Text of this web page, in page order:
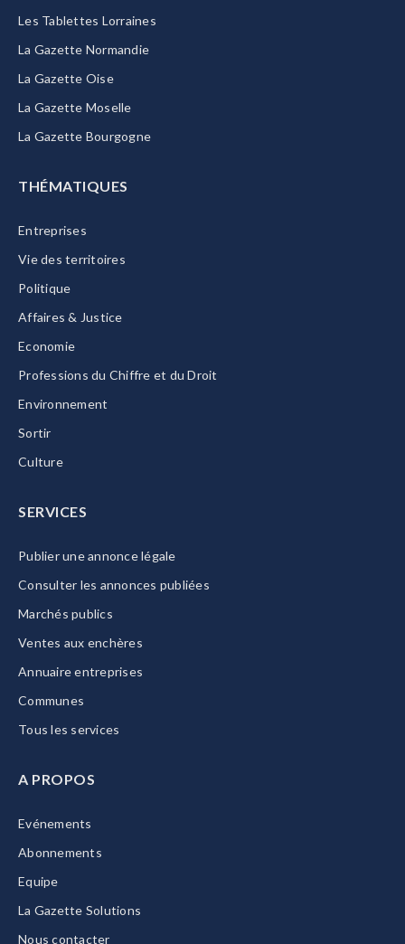
Les Tablettes Lorraines
La Gazette Normandie
La Gazette Oise
La Gazette Moselle
La Gazette Bourgogne
THÉMATIQUES
Entreprises
Vie des territoires
Politique
Affaires & Justice
Economie
Professions du Chiffre et du Droit
Environnement
Sortir
Culture
SERVICES
Publier une annonce légale
Consulter les annonces publiées
Marchés publics
Ventes aux enchères
Annuaire entreprises
Communes
Tous les services
A PROPOS
Evénements
Abonnements
Equipe
La Gazette Solutions
Nous contacter